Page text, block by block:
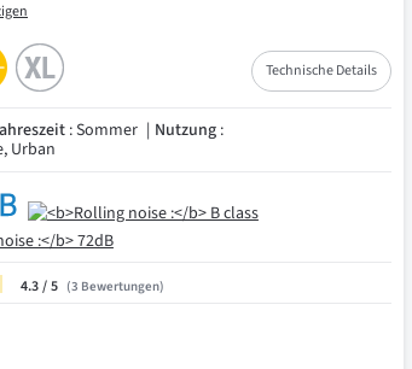
Technische Details
: Sommer Nutzung:
Urban
4.3/ 3 Bewertungen